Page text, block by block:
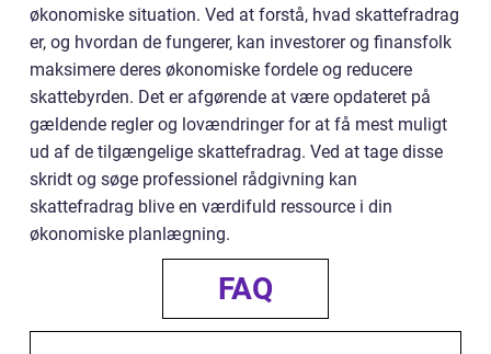
økonomiske situation. Ved at forstå, hvad skattefradrag
er, og hvordan de fungerer, kan investorer og finansfolk
maksimere deres økonomiske fordele og reducere
skattebyrden. Det er afgørende at være opdateret på
gældende regler og lovændringer for at få mest muligt
ud af de tilgængelige skattefradrag. Ved at tage disse
skridt og søge professionel rådgivning kan
skattefradrag blive en værdifuld ressource i din
økonomiske planlægning.
FAQ